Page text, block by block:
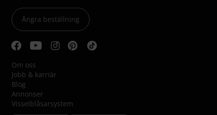
Ångra beställning
Om oss
Jobb & karriär
Blog
Annonser
Visselblåsarsystem